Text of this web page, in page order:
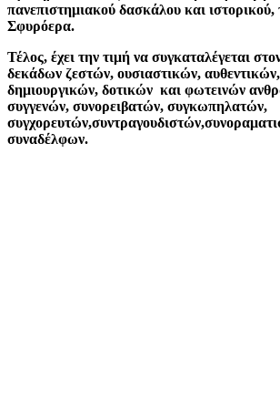
πανεπιστημιακού δασκάλου και
Σφυρόερα.
Τέλος, έχει την τιμή να συγκαταλέγεται
δεκάδων ζεστών, ουσιαστικών,
δημιουργικών, δοτικών και φωτεινών
συγγενών, συνορειβατών, συγκωπηλατών,
συναδέλφων.